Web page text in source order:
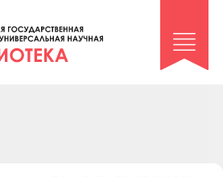
сельдерей»
архив»